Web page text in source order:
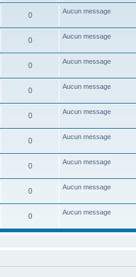
0 Aucun message
0 Aucun message
0 Aucun message
0 Aucun message
0 Aucun message
0 Aucun message
0 Aucun message
0 Aucun message
0 Aucun message